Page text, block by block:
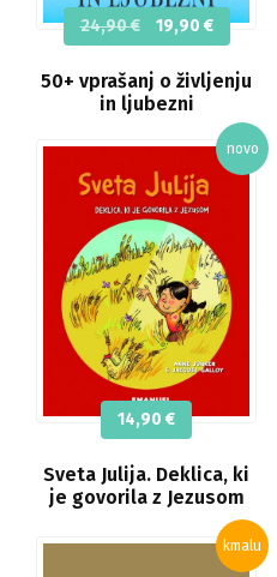
50+ vprašanj o življenju
in ljubezni
24,90€
Izvirna
cena
je
bila:
19,90 €Trenutna
cena
je:
19,90 €.
Sveta Julija. Deklica, ki
je govorila z Jezusom
14,90 €